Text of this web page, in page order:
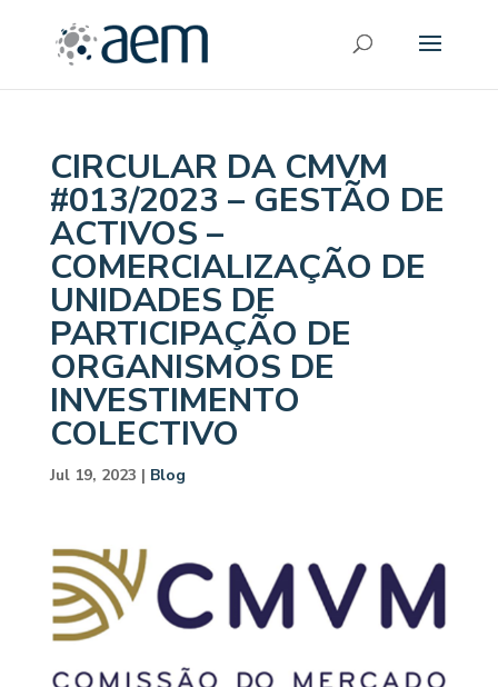
CIRCULAR DA CMVM
#013/2023 – GESTÃO DE
ACTIVOS –
COMERCIALIZAÇÃO DE
UNIDADES DE
PARTICIPAÇÃO DE
ORGANISMOS DE
INVESTIMENTO
COLECTIVO
Jul 19, 2023 | Blog